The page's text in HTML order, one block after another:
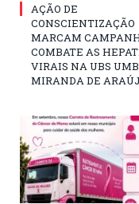
AÇÃO DE
CONSCIENTIZAÇÃO
MARCAM
COMBATE AS
VIRAIS NA UBS
MIRANDA DE